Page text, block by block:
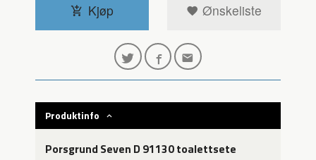
Kjøp Ønskeliste
Produktinfo
Porsgrund Seven D 91130 toalettsete